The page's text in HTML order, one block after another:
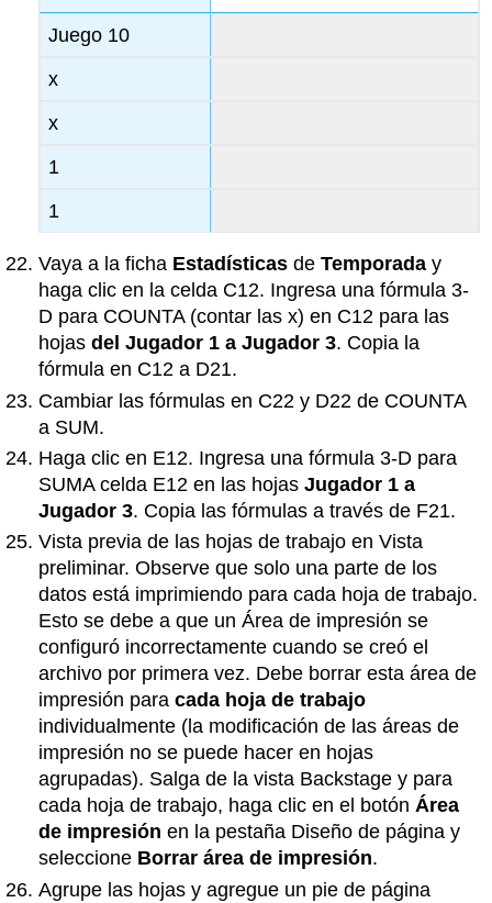
Juego 10
x
x
1
1
Vaya a la ficha Estadísticas deTemporada y
haga clic en la celda C12. Ingresa una fórmula 3-
D para COUNTA (contar las x) en C12 para las
hojasdel Jugador 1 a Jugador 3. Copia la
fórmula en C12 a D21.
Cambiar las fórmulas en C22 y D22 de COUNTA
a SUM.
Haga clic en E12. Ingresa una fórmula 3-D para
SUMA celda E12 en las hojasJugador 1 a
Jugador 3. Copia las fórmulas a través de F21.
Vista previa de las hojas de trabajo en Vista
preliminar. Observe que solo una parte de los
datos está imprimiendo para cada hoja de trabajo.
Esto se debe a que un Área de impresión se
configuró incorrectamente cuando se creó el
archivo por primera vez. Debe borrar esta área de
impresión paracada hoja de trabajo
individualmente (la modificación de las áreas de
impresión no se puede hacer en hojas
agrupadas). Salga de la vista Backstage y para
cada hoja de trabajo, haga clic en el botónÁrea
de impresión en la pestaña Diseño de página y
seleccione Borrar área de impresión.
Agrupe las hojas y agregue un pie de página